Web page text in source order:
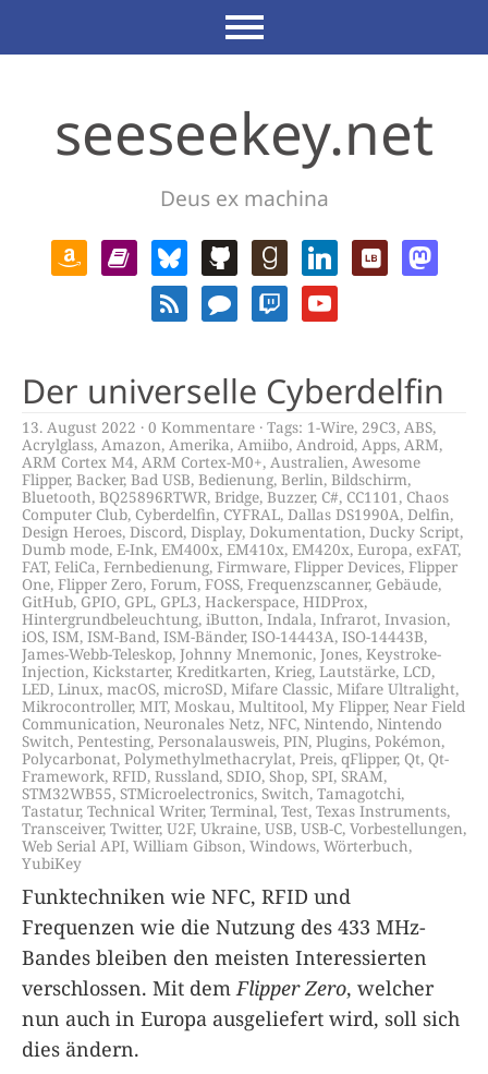
seeseekey.net
Deus ex machina
Der universelle Cyberdelfin
13. August 2022 0 Kommentare Tags: 1-Wire, 29C3, ABS,
Acrylglass, Amazon, Amerika, Amiibo, Android, Apps, ARM,
ARM Cortex M4, ARM Cortex-M0+, Australien, Awesome
Flipper, Backer, Bad USB, Bedienung, Berlin, Bildschirm,
Bluetooth, BQ25896RTWR, Bridge, Buzzer, C#, CC1101 , Chaos
Computer Club, Cyberdelfin, CYFRAL, Dallas DS1990A, Delfin,
Design Heroes, Discord, Display, Dokumentation, Ducky Script,
Dumb mode, E-Ink, EM400x, EM410x, EM420x, Europa, exFAT,
FAT, FeliCa, Fernbedienung, Firmware, Flipper Devices, Flipper
One, Flipper Zero, Forum, FOSS, Frequenzscanner, Gebäude,
GitHub,GPIO, GPL, GPL3, Hackerspace, HIDProx,
Hintergrundbeleuchtung, iButton,Indala, Infrarot, Invasion,
iOS, ISM, ISM-Band, ISM-Bänder, ISO-14443A, ISO-14443B,
James-Webb-Teleskop, Johnny Mnemonic, Jones, Keystroke-
Injection, Kickstarter, Kreditkarten, Krieg, Lautstärke, LCD,
LED, Linux, macOS, microSD, Mifare Classic, Mifare Ultralight,
Mikrocontroller, MIT, Moskau, Multitool, My Flipper, Near Field
Communication, Neuronales Netz, NFC, Nintendo, Nintendo
Switch, Pentesting, Personalausweis, PIN, Plugins, Pokémon,
Polycarbonat, Polymethylmethacrylat, Preis, qFlipper, Qt, Qt-
Framework, RFID, Russland, SDIO,Shop, SPI, SRAM,
STM32WB55, STMicroelectronics, Switch, Tamagotchi,
Tastatur, Technical Writer, Terminal, Test, Texas Instruments,
Transceiver, Twitter, U2F, Ukraine, USB, USB-C, Vorbestellungen,
Web Serial API, William Gibson, Windows, Wörterbuch,
YubiKey
Funktechniken wie NFC, RFID und
Frequenzen wie die Nutzung des 433 MHz-
Bandes bleiben den meisten Interessierten
verschlossen. Mit dem Flipper Zero, welcher
nun auch in Europa ausgeliefert wird, soll sich
dies ändern.